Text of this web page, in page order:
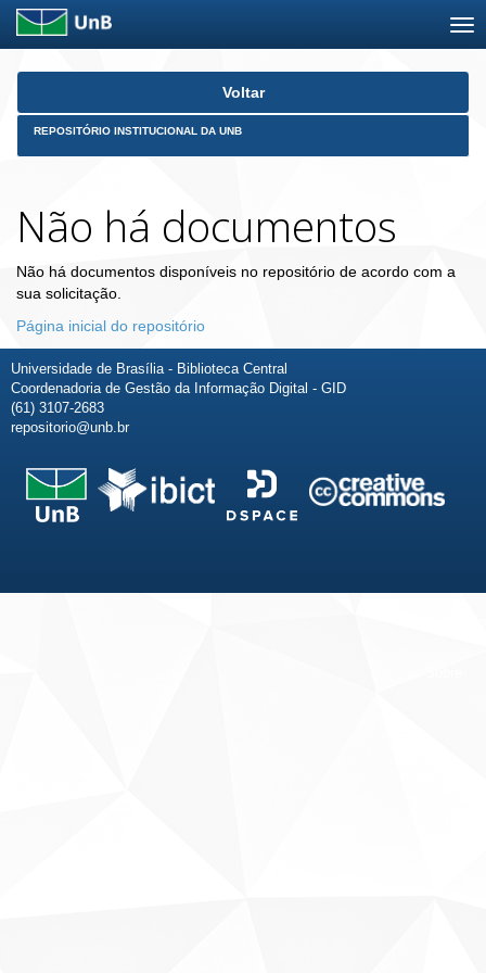
Skip
Voltar
REPOSITÓRIO INSTITUCIONAL DA UNB
Não há documentos
Não há documentos disponíveis no repositório de acordo com a
sua solicitação.
Página inicial do repositório
Universidade de Brasília - Biblioteca Central
Coordenadoria de Gestão da Informação Digital - GID
(61) 3107-2683
repositorio@unb.br